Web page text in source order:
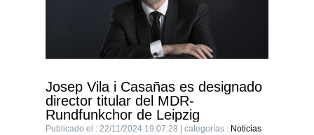
Josep Vila i Casañas es designado
director titular del MDR-
Rundfunkchor de Leipzig
Publicado el : 22/11/2024 19:07:28 | categorías : Noticias